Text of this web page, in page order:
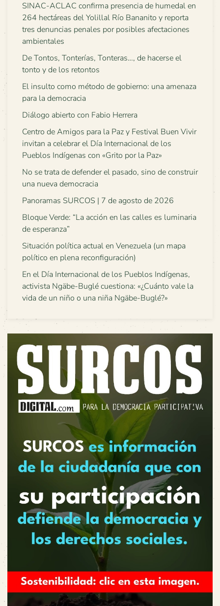
SINAC-ACLAC confirma presencia de humedal en
264 hectáreas del Yolillal Río Bananito y reporta
tres denuncias penales por posibles afectaciones
ambientales
De Tontos, Tonterías, Tonteras…, de hacerse el
tonto y de los retontos
El insulto como método de gobierno: una amenaza
para la democracia
Diálogo abierto con Fabio Herrera
Centro de Amigos para la Paz y Festival Buen Vivir
invitan a celebrar el Día Internacional de los
Pueblos Indígenas con «Grito por la Paz»
No se trata de defender el pasado, sino de construir
una nueva democracia
Panoramas SURCOS | 7 de agosto de 2026
Bloque Verde: “La acción en las calles es luminaria
de esperanza”
Situación política actual en Venezuela (un mapa
político en plena reconfiguración)
En el Día Internacional de los Pueblos Indígenas,
activista Ngäbe-Buglé cuestiona: «¿Cuánto vale la
vida de un niño o una niña Ngäbe-Buglé?»